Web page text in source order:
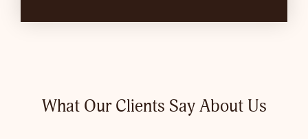
What Our Clients Say About Us